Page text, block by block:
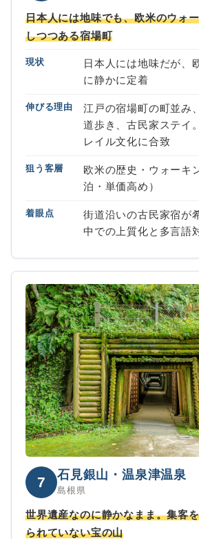
日本人には地味でも、欧米のウォ
しつつある宿場町
現状
日本人には地味だが、
に静かに定着
伸びる理由
江戸の宿場町の町並み
道歩き、古民家ステイ
レイル文化に合致
狙う客層
欧米の歴史・ウォーキ
泊・単価高め）
着眼点
街道沿いの古民家宿が
中での上質化と多言語
7 石見銀山・温泉津温泉
島根県
世界遺産なのに静かなまま。集客
られていない宝の山